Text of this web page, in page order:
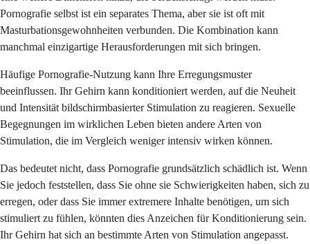
Pornografie selbst ist ein separates Thema, aber sie ist oft mit
Masturbationsgewohnheiten verbunden. Die Kombination kann
manchmal einzigartige Herausforderungen mit sich bringen.
Häufige Pornografie-Nutzung kann Ihre Erregungsmuster
beeinflussen. Ihr Gehirn kann konditioniert werden, auf die Neuheit
und Intensität bildschirmbasierter Stimulation zu reagieren. Sexuelle
Begegnungen im wirklichen Leben bieten andere Arten von
Stimulation, die im Vergleich weniger intensiv wirken können.
Das bedeutet nicht, dass Pornografie grundsätzlich schädlich ist. Wenn
Sie jedoch feststellen, dass Sie ohne sie Schwierigkeiten haben, sich zu
erregen, oder dass Sie immer extremere Inhalte benötigen, um sich
stimuliert zu fühlen, könnten dies Anzeichen für Konditionierung sein.
Ihr Gehirn hat sich an bestimmte Arten von Stimulation angepasst.